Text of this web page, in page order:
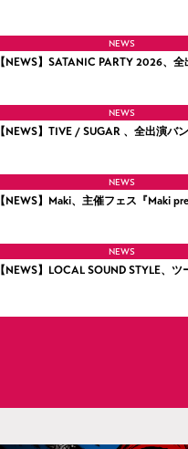
NEWS
【NEWS】SATANIC PARTY 2026、
NEWS
【NEWS】TIVE / SUGAR 、全出演バ
NEWS
【NEWS】Maki、主催フェス『Maki
NEWS
【NEWS】LOCAL SOUND STYLE、